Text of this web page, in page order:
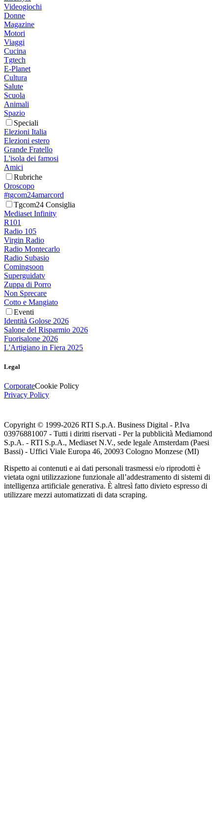
Videogiochi
Donne
Magazine
Motori
Viaggi
Cucina
Tgtech
E-Planet
Cultura
Salute
Scuola
Animali
Spazio
Speciali
Elezioni Italia
Elezioni estero
Grande Fratello
L'isola dei famosi
Amici
Rubriche
Oroscopo
#tgcom24amarcord
Tgcom24 Consiglia
Mediaset Infinity
R101
Radio 105
Virgin Radio
Radio Montecarlo
Radio Subasio
Comingsoon
Superguidatv
Zuppa di Porro
Non Sprecare
Cotto e Mangiato
Eventi
Identità Golose 2026
Salone del Risparmio 2026
Fuorisalone 2026
L'Artigiano in Fiera 2025
Legal
CorporateCookie Policy
Privacy Policy
Copyright © 1999-2026 RTI S.p.A. Business Digital - P.Iva
03976881007 - Tutti i diritti riservati - Per la pubblicità Mediamond
S.p.A. - RTI S.p.A., Mediaset N.V., sede legale Amsterdam (Paesi
Bassi) - Uffici Viale Europa 46, 20093 Cologno Monzese (MI)
Rispetto ai contenuti e ai dati personali trasmessi e/o riprodotti è
vietata ogni utilizzazione funzionale all’addestramento di sistemi di
intelligenza artificiale generativa. È altresì fatto divieto espresso di
utilizzare mezzi automatizzati di data scraping.